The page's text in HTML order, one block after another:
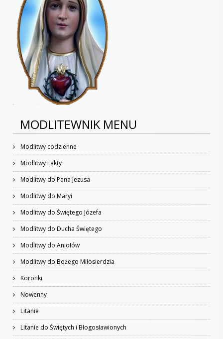
MODLITEWNIK MENU
Modlitwy codzienne
Modlitwy i akty
Modlitwy do Pana Jezusa
Modlitwy do Maryi
Modlitwy do Świętego Józefa
Modlitwy do Ducha Świętego
Modlitwy do Aniołów
Modlitwy do Bożego Miłosierdzia
Koronki
Nowenny
Litanie
Litanie do Świętych i Błogosławionych